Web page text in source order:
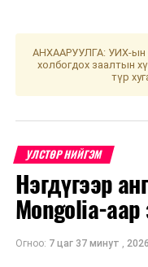
2025 оны 01
мэдүүлсэн Малын
хуульд нэмэлт,
мэдээллийн
УНШСАН: 1253
ДАРААХ МЭДЭЭ
ордын төрийн
АНХААРУУЛГА: УИХ-ын
холбогдох заалтын
түр
УЛСТӨР НИЙГЭМ
Нэгдүгээр
Mongolia-аар
Огноо: 7 цаг 37 минут ,